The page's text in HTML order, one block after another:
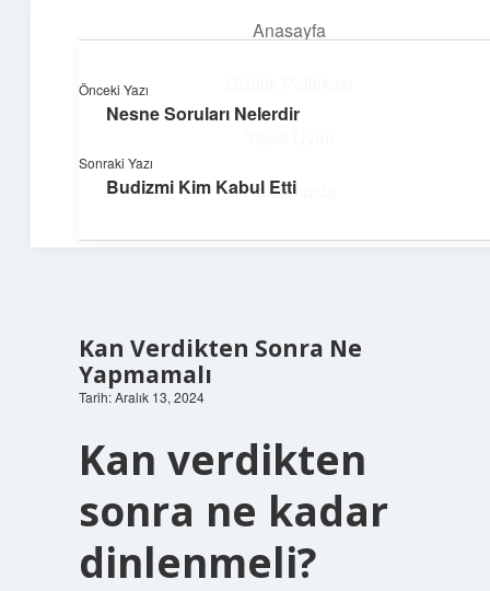
Anasayfa
Hakkımızda
Yaratıcı projelerle dünyanı inşa et!
Kan Verdikten Sonra Ne
Yapmamalı
Tarih: Aralık 13, 2024
Kan verdikten
sonra ne kadar
dinlenmeli?
Önceki Yazı
Nesne Soruları Nelerdir
Sonraki Yazı
Budizmi Kim Kabul Etti